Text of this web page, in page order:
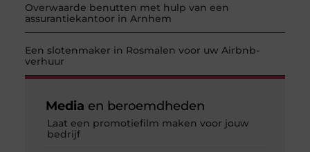
Overwaarde benutten met hulp van een
assurantiekantoor in Arnhem
Een slotenmaker in Rosmalen voor uw Airbnb-
verhuur
Media en beroemdheden
Laat een promotiefilm maken voor jouw
bedrijf